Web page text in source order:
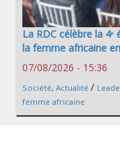
La RDC célèbre la
la femme africaine
07/08/2026 - 15:36
Société, Actualité /
femme africaine